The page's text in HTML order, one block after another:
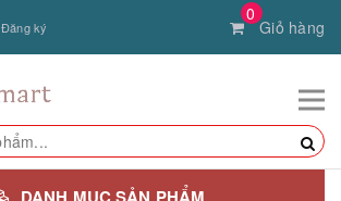
0
Giỏ hàng
Đăng ký